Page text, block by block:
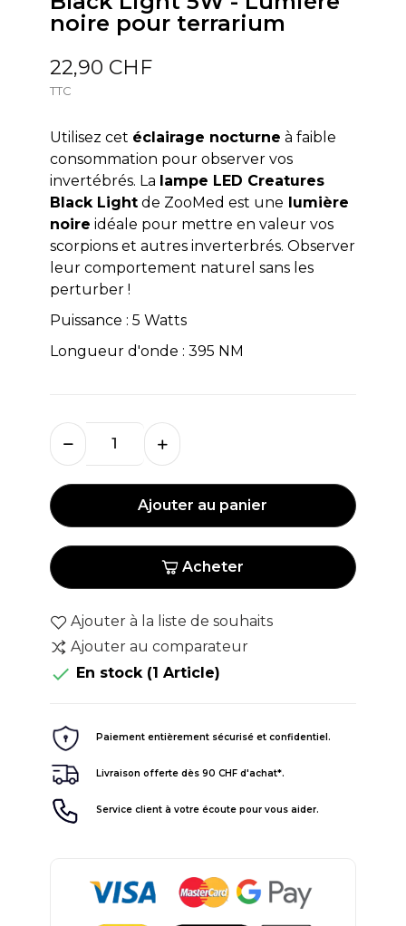
noire pour terrarium
22,90 CHF
TTC
Utilisez cet éclairage nocturne à faible
consommation pour observer vos
invertébrés. La lampe LED Creatures
Black Lightde ZooMed est une lumière
noire idéale pour mettre en valeur vos
scorpions et autres inverterbrés. Observer
leur comportement naturel sans les
perturber !
Puissance : 5 Watts
Longueur d'onde : 395 NM
Ajouter au panier
Acheter
Ajouter à la liste de souhaits
Ajouter au comparateur
 En stock (1 Article)
Paiement entièrement sécurisé et confidentiel.
Livraison offerte dès 90 CHF d'achat*.
Service client à votre écoute pour vous aider.